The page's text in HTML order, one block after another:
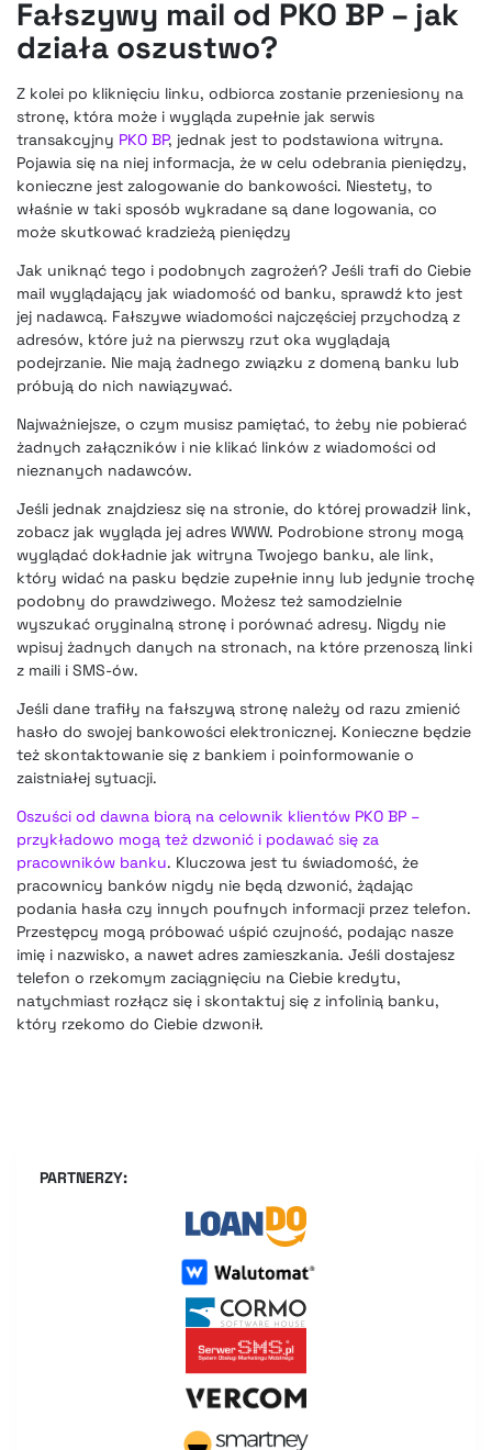
Fałszywy mail od PKO BP – jak
działa oszustwo?
Z kolei po kliknięciu linku, odbiorca zostanie przeniesiony na
stronę, która może i wygląda zupełnie jak serwis
transakcyjny PKO BP, jednak jest to podstawiona witryna.
Pojawia się na niej informacja, że w celu odebrania pieniędzy,
konieczne jest zalogowanie do bankowości. Niestety, to
właśnie w taki sposób wykradane są dane logowania, co
może skutkować kradzieżą pieniędzy
Jak uniknąć tego i podobnych zagrożeń? Jeśli trafi do Ciebie
mail wyglądający jak wiadomość od banku, sprawdź kto jest
jej nadawcą. Fałszywe wiadomości najczęściej przychodzą z
adresów, które już na pierwszy rzut oka wyglądają
podejrzanie. Nie mają żadnego związku z domeną banku lub
próbują do nich nawiązywać.
Najważniejsze, o czym musisz pamiętać, to żeby nie pobierać
żadnych załączników i nie klikać linków z wiadomości od
nieznanych nadawców.
Jeśli jednak znajdziesz się na stronie, do której prowadził link,
zobacz jak wygląda jej adres WWW. Podrobione strony mogą
wyglądać dokładnie jak witryna Twojego banku, ale link,
który widać na pasku będzie zupełnie inny lub jedynie trochę
podobny do prawdziwego. Możesz też samodzielnie
wyszukać oryginalną stronę i porównać adresy. Nigdy nie
wpisuj żadnych danych na stronach, na które przenoszą linki
z maili i SMS-ów.
Jeśli dane trafiły na fałszywą stronę należy od razu zmienić
hasło do swojej bankowości elektronicznej. Konieczne będzie
też skontaktowanie się z bankiem i poinformowanie o
zaistniałej sytuacji.
Oszuści od dawna biorą na celownik klientów PKO BP –
przykładowo mogą też dzwonić i podawać się za
pracowników banku. Kluczowa jest tu świadomość, że
pracownicy banków nigdy nie będą dzwonić, żądając
podania hasła czy innych poufnych informacji przez telefon.
Przestępcy mogą próbować uśpić czujność, podając nasze
imię i nazwisko, a nawet adres zamieszkania. Jeśli dostajesz
telefon o rzekomym zaciągnięciu na Ciebie kredytu,
natychmiast rozłącz się i skontaktuj się z infolinią banku,
który rzekomo do Ciebie dzwonił.
PARTNERZY: